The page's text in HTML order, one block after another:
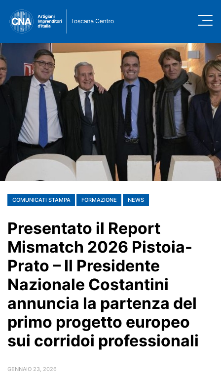
COMUNICATI STAMPA FORMAZIONE NEWS
Presentato il Report
Mismatch 2026 Pistoia-
Prato – Il Presidente
Nazionale Costantini
annuncia la partenza del
primo progetto europeo
sui corridoi professionali
GENNAIO 23, 2026